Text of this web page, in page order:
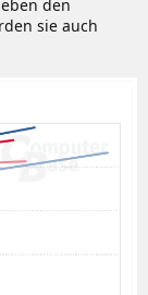
den
sie auch